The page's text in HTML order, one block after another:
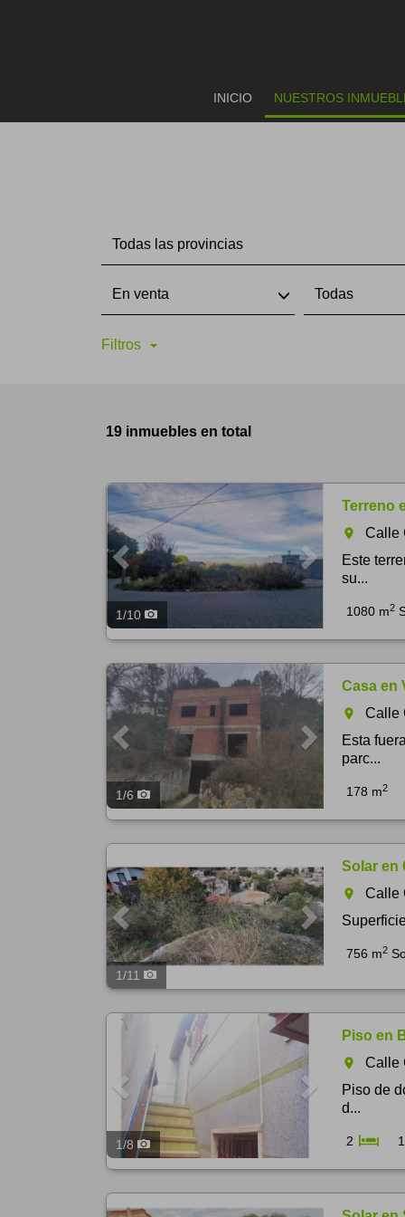
INICIO NUESTROS
Todas las provincias
En venta Todas
Filtros
19 inmuebles en total
Previous Next
1/10
Terreno
room
Calle
Este
su...
1080 m2
Previous Next
1/6
Casa en
room
Calle
Esta
parc...
178 m2
1/11
Solar en
room
Calle
756 m2
Previous
1/8
Piso en
room
Calle
Piso de
d...
2 1